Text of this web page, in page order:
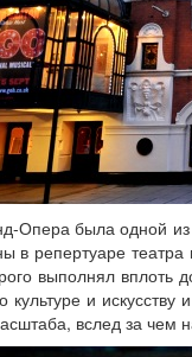
Опера была одной
в репертуаре
выполнял вплоть
культуре и
вслед за чем